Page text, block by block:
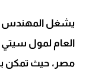
يشغل المهندس
العام لمول
مصر، حيث تمكن